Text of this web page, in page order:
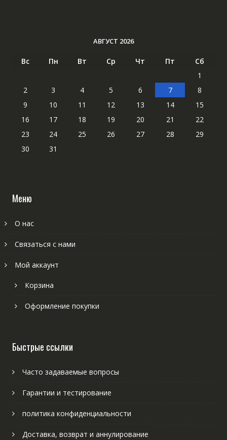
АВГУСТ 2026
Вс Пн Вт Ср Чт Пт
Сб
1
2
3 4 5 6 7
8
9
10 11 12 13 14
15
16
17 18 19 20 21
22
23
24 25 26 27 28
29
30
31
Меню
О нас
Связаться с нами
Мой аккаунт
Корзина
Оформление покупки
Быстрые ссылки
Часто задаваемые вопросы
Гарантии и тестирование
политика конфиденциальности
Доставка, возврат и аннулирование